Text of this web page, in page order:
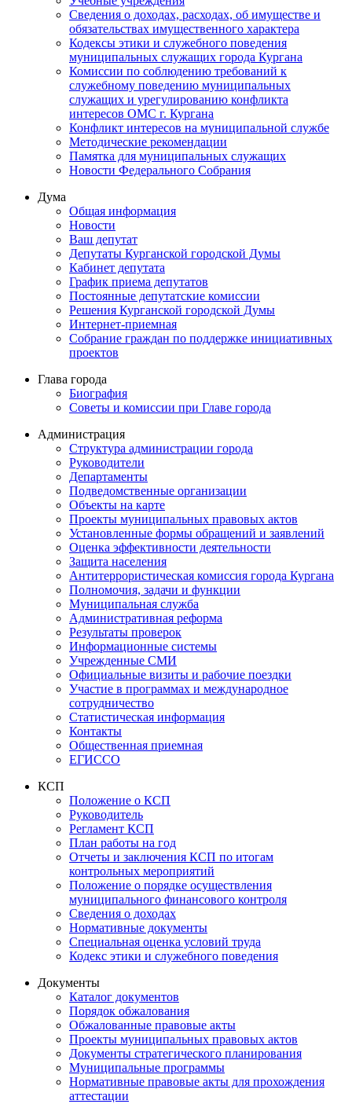
Сведения о доходах, расходах, об имуществе и
обязательствах имущественного характера
Кодексы этики и служебного поведения
муниципальных служащих города Кургана
Комиссии по соблюдению требований к
служебному поведению муниципальных
служащих и урегулированию конфликта
интересов ОМС г. Кургана
Конфликт интересов на муниципальной службе
Методические рекомендации
Памятка для муниципальных служащих
Новости Федерального Cобрания
Дума
Общая информация
Новости
Ваш депутат
Депутаты Курганской городской Думы
Кабинет депутата
График приема депутатов
Постоянные депутатские комиссии
Решения Курганской городской Думы
Интернет-приемная
Собрание граждан по поддержке инициативных
проектов
Глава города
Биография
Советы и комиссии при Главе города
Администрация
Структура администрации города
Руководители
Департаменты
Подведомственные организации
Объекты на карте
Проекты муниципальных правовых актов
Установленные формы обращений и заявлений
Оценка эффективности деятельности
Защита населения
Антитеррористическая комиссия города Кургана
Полномочия, задачи и функции
Муниципальная служба
Административная реформа
Результаты проверок
Информационные системы
Учрежденные СМИ
Официальные визиты и рабочие поездки
Участие в программах и международное
сотрудничество
Статистическая информация
Контакты
Общественная приемная
ЕГИССО
КСП
Положение о КСП
Руководитель
Регламент КСП
План работы на год
Отчеты и заключения КСП по итогам
контрольных мероприятий
Положение о порядке осуществления
муниципального финансового контроля
Сведения о доходах
Нормативные документы
Специальная оценка условий труда
Кодекс этики и служебного поведения
Документы
Каталог документов
Порядок обжалования
Обжалованные правовые акты
Проекты муниципальных правовых актов
Документы стратегического планирования
Муниципальные программы
Нормативные правовые акты для прохождения
аттестации